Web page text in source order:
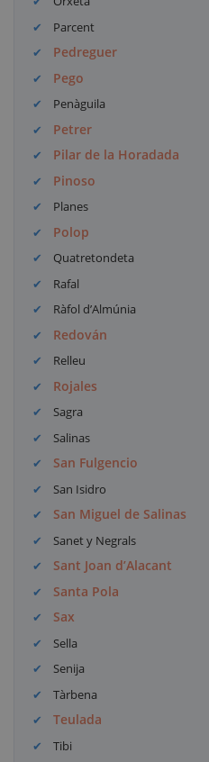
Parcent
Pedreguer
Pego
Penàguila
Petrer
Pilar de la Horadada
Pinoso
Planes
Polop
Quatretondeta
Rafal
Ràfol d’Almúnia
Redován
Relleu
Rojales
Sagra
Salinas
San Fulgencio
San Isidro
San Miguel de Salinas
Sanet y Negrals
Sant Joan d’Alacant
Santa Pola
Sax
Sella
Senija
Tàrbena
Teulada
Tibi